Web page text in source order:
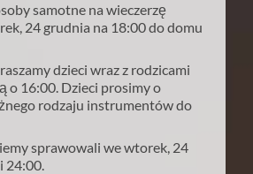
samotne na wieczerzę
24 grudnia na 18:00 do domu
dzieci wraz z rodzicami
o 16:00. Dzieci prosimy o
rodzaju instrumentów do
sprawowali we wtorek, 24
24:00.